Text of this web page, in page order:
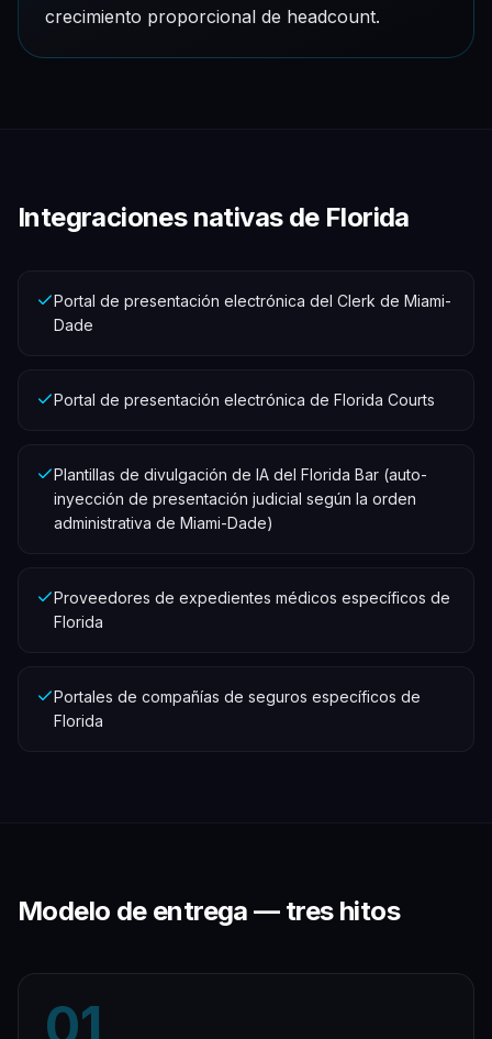
crecimiento proporcional de headcount.
Integraciones nativas de Florida
Portal de presentación electrónica del Clerk de Miami-
Dade
Portal de presentación electrónica de Florida Courts
Plantillas de divulgación de IA del Florida Bar (auto-
inyección de presentación judicial según la orden
administrativa de Miami-Dade)
Proveedores de expedientes médicos específicos de
Florida
Portales de compañías de seguros específicos de
Florida
Modelo de entrega — tres hitos